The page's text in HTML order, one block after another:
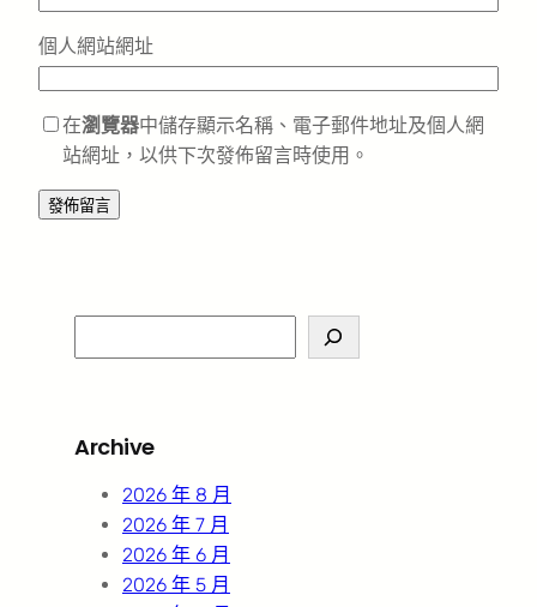
個人網站網址
在瀏覽器中儲存顯示名稱、電子郵件地址及個人網
站網址，以供下次發佈留言時使用。
e
c
Archive
2026 年 8 月
2026 年 7 月
2026 年 6 月
2026 年 5 月